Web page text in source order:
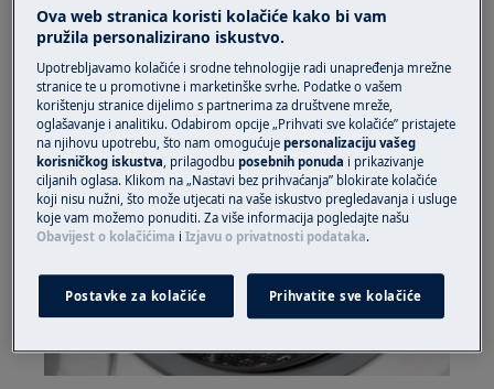
1. Redovito izvodite održavanje pranja
koristeći sredstvo za čišćenje perilice rublja.
Ova web stranica koristi kolačiće kako bi vam
pružila personalizirano iskustvo.
Upotrebljavamo kolačiće i srodne tehnologije radi unapređenja mrežne
stranice te u promotivne i marketinške svrhe. Podatke o vašem
korištenju stranice dijelimo s partnerima za društvene mreže,
oglašavanje i analitiku. Odabirom opcije „Prihvati sve kolačiće” pristajete
na njihovu upotrebu, što nam omogućujepersonalizaciju vašeg
korisničkog iskustva, prilagodbuposebnih ponuda i prikazivanje
ciljanih oglasa. Klikom na „Nastavi bez prihvaćanja” blokirate kolačiće
koji nisu nužni, što može utjecati na vaše iskustvo pregledavanja i usluge
koje vam možemo ponuditi. Za više informacija pogledajte našu
Obavijest o kolačićima iIzjavu o privatnosti podataka.
Postavke za kolačiće Prihvatite sve kolačiće